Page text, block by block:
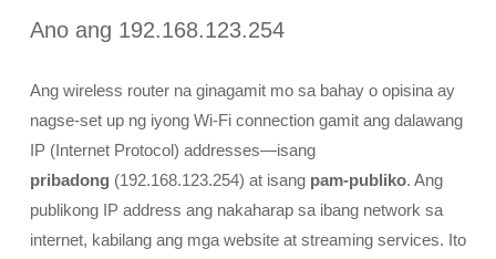
Ano ang 192.168.123.254
Ang wireless router na ginagamit mo sa bahay o opisina ay
nagse-set up ng iyong Wi-Fi connection gamit ang dalawang
IP (Internet Protocol) addresses—isang
pribadong (192.168.123.254) at isang pam-publiko. Ang
publikong IP address ang nakaharap sa ibang network sa
internet, kabilang ang mga website at streaming services. Ito